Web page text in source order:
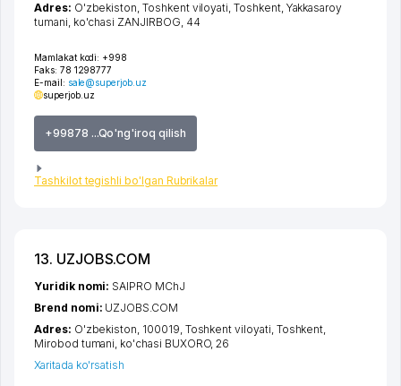
Mamlakat kodi: +998
Faks: 78 1298777
E-mail: sale@superjob.uz
superjob.uz
+99878 ...Qo'ng'iroq qilish
Tashkilot tegishli bo'lgan Rubrikalar
Adres: O'zbekiston,Toshkent viloyati,Toshkent, Yakkasaroy
tumani, ko'chasi ZANJIRBOG, 44
13. UZJOBS.COM
Yuridik nomi: SAIPRO MChJ
Brend nomi: UZJOBS.COM
Adres: O'zbekiston, 100019, Toshkent viloyati Toshkent
Mirobod tumani ko'chasi BUXORO, 26
Xaritada ko'rsatish